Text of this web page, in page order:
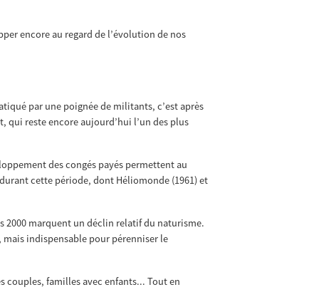
encore au regard de l’évolution de nos
par une poignée de militants, c’est après
qui reste encore aujourd’hui l’un des plus
des congés payés permettent au
cette période, dont Héliomonde (1961) et
2000 marquent un déclin relatif du naturisme.
indispensable pour pérenniser le
couples, familles avec enfants... Tout en